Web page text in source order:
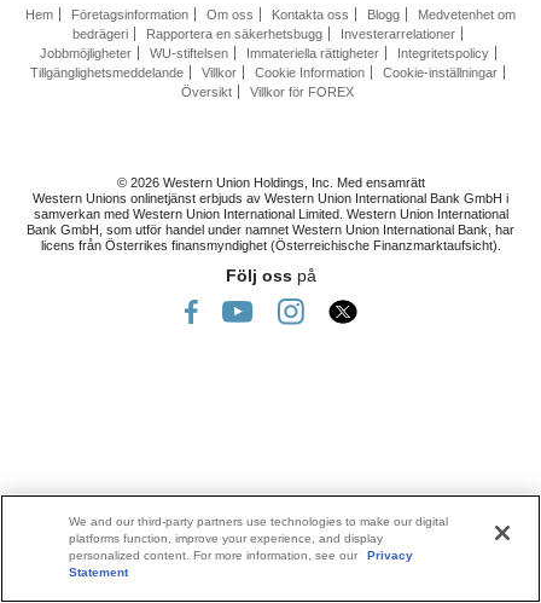
Hem Företagsinformation Om oss Kontakta oss Blogg
Medvetenhet om
bedrägeri
Rapportera en säkerhetsbugg
Investerarrelationer
Jobbmöjligheter
WU-stiftelsen Immateriella rättigheter
Integritetspolicy
Tillgänglighetsmeddelande
Villkor Cookie Information
Cookie-inställningar
Översikt
Villkor för FOREX
© 2026 Western Union Holdings, Inc. Med ensamrätt
Western Unions onlinetjänst erbjuds av Western Union International Bank GmbH i
samverkan med Western Union International Limited. Western Union International
Bank GmbH, som utför handel under namnet Western Union International Bank, har
licens från Österrikes finansmyndighet (Österreichische Finanzmarktaufsicht).
Följ osspå
We and our third-party partners use technologies to make our digital
platforms function, improve your experience, and display
personalized content. For more information, see our
Privacy
Statement